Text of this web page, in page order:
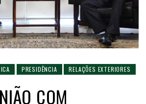
PRESIDÊNCIA RELAÇÕES EXTERIORES
COM